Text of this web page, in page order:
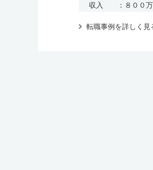
収入 ：８００万
転職事例を詳しく見